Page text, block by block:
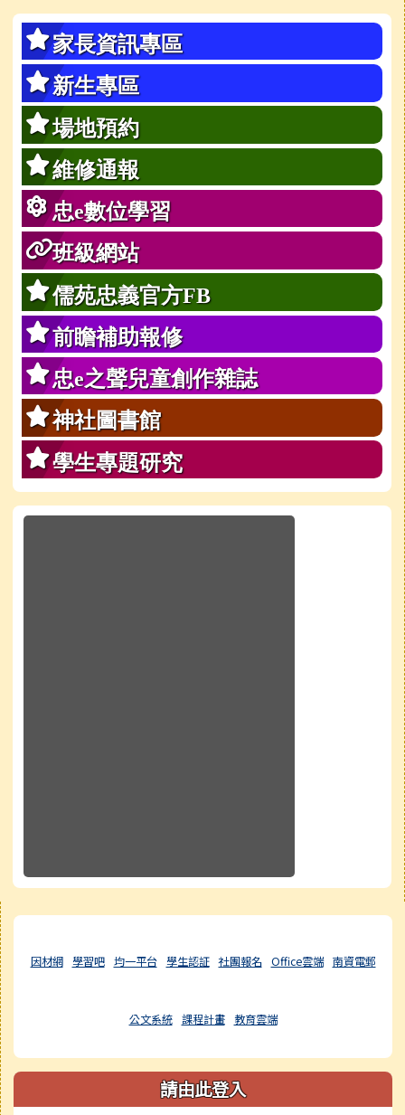
家長資訊專區
新生專區
場地預約
維修通報
忠e數位學習
班級網站
儒苑忠義官方FB
前瞻補助報修
忠e之聲兒童創作雜誌
神社圖書館
學生專題研究
於彈跳視窗觀看：學校line官方好友QRcode
右邊區域內容
因材網 學習吧 均一平台 學生認証 社團報名 Office雲端 南資電郵
公文系統 課程計畫 教育雲端
請由此登入